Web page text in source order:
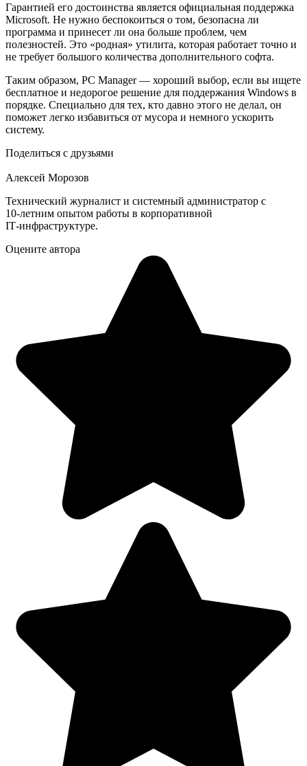
Гарантией его достоинства является официальная поддержка
Microsoft. Не нужно беспокоиться о том, безопасна ли
программа и принесет ли она больше проблем, чем
полезностей. Это «родная» утилита, которая работает точно и
не требует большого количества дополнительного софта.
Таким образом, PC Manager — хороший выбор, если вы ищете
бесплатное и недорогое решение для поддержания Windows в
порядке. Специально для тех, кто давно этого не делал, он
поможет легко избавиться от мусора и немного ускорить
систему.
Поделиться с друзьями
Алексей Морозов
Технический журналист и системный администратор с
10‑летним опытом работы в корпоративной
IT‑инфраструктуре.
Оцените автора